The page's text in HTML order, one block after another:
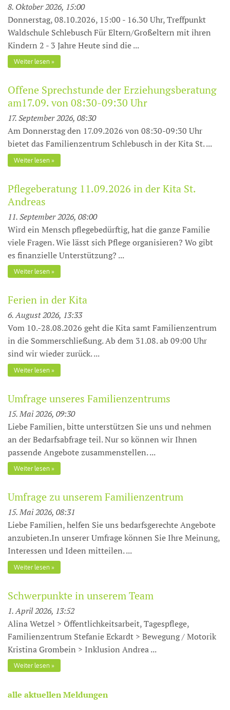
8. Oktober 2026, 15:00
Donnerstag, 08.10.2026, 15:00 - 16.30 Uhr, Treffpunkt
Waldschule Schlebusch Für Eltern/Großeltern mit ihren
Kindern 2 - 3 Jahre Heute sind die ...
Weiter lesen
Offene Sprechstunde der Erziehungsberatung
am17.09. von 08:30-09:30 Uhr
17. September 2026, 08:30
Am Donnerstag den 17.09.2026 von 08:30-09:30 Uhr
bietet das Familienzentrum Schlebusch in der Kita St. ...
Weiter lesen
Pflegeberatung 11.09.2026 in der Kita St.
Andreas
11. September 2026, 08:00
Wird ein Mensch pflegebedürftig, hat die ganze Familie
viele Fragen. Wie lässt sich Pflege organisieren? Wo gibt
es finanzielle Unterstüt­zung? ...
Weiter lesen
Ferien in der Kita
6. August 2026, 13:33
Vom 10.-28.08.2026 geht die Kita samt Familienzentrum
in die Sommerschließung. Ab dem 31.08. ab 09:00 Uhr
sind wir wieder zurück. ...
Weiter lesen
Umfrage unseres Familienzentrums
15. Mai 2026, 09:30
Liebe Familien, bitte unterstützen Sie uns und nehmen
an der Bedarfsabfrage teil. Nur so können wir Ihnen
passende Angebote zusammenstellen. ...
Weiter lesen
Umfrage zu unserem Familienzentrum
15. Mai 2026, 08:31
Liebe Familien, helfen Sie uns bedarfsgerechte Angebote
anzubieten.In unserer Umfrage können Sie Ihre Meinung,
Interessen und Ideen mitteilen. ...
Weiter lesen
Schwerpunkte in unserem Team
1. April 2026, 13:52
Alina Wetzel > Öffentlichkeitsarbeit, Tagespflege,
Familienzentrum Stefanie Eckardt > Bewegung / Motorik
Kristina Grombein > Inklusion Andrea ...
Weiter lesen
alle aktuellen Meldungen